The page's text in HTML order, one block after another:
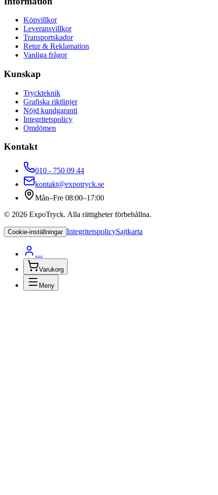
Köpvillkor
Leveransvillkor
Transportskador
Retur & Reklamation
Vanliga frågor
Kunskap
Tryckteknik
Grafiska riktlinjer
Nöjd kundgaranti
Integritetspolicy
Omdömen
Kontakt
010 - 750 09 44
kontakt@expotryck.se
Mån–Fre 08:00–17:00
© 2026 ExpoTryck. Alla rättigheter förbehållna.
Cookie-inställningar IntegritetspolicySajtkarta
…
Varukorg
Meny